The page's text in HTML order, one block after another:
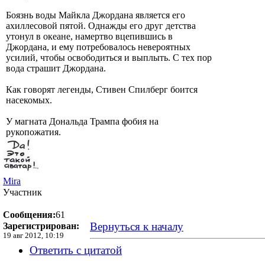
Боязнь воды Майкла Джордана является его
ахиллесовой пятой. Однажды его друг детства
утонул в океане, намертво вцепившись в
Джордана, и ему потребовалось невероятных
усилий, чтобы освободиться и выплыть. С тех пор
вода страшит Джордана.
Как говорят легенды, Стивен Спилберг боится
насекомых.
У магната Дональда Трампа фобия на
рукопожатия.
Mira
Участник
Сообщения:61
Зарегистрирован:
19 авг 2012, 10:19
Вернуться к началу
Ответить с цитатой